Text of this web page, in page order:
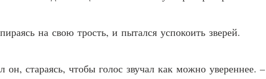
на свою трость, и пытался успокоить зверей.
он, стараясь, чтобы голос звучал как можно